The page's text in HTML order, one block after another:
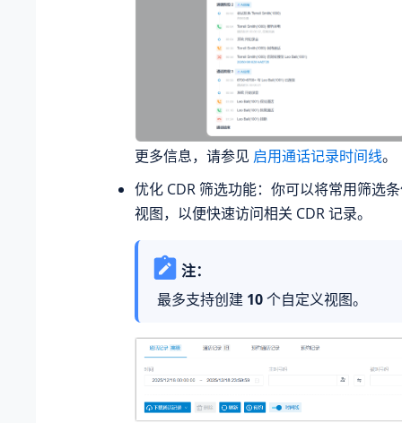
更多信息，请参见 启用通话记录时间线。
优化 CDR 筛选功能：你可以将常用筛选
视图，以便快速访问相关 CDR 记录。
注：
最多支持创建 10个自定义视图。